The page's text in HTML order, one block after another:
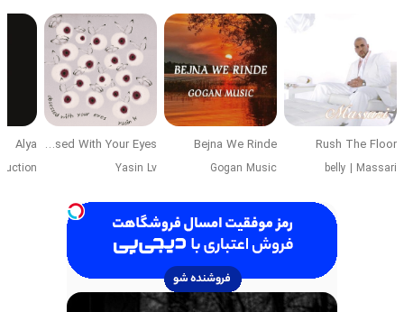
Rush The Floor
belly | Massari
Bejna We Rinde
Gogan Music
Obsessed With Your Eyes
Yasin Lv
Alya